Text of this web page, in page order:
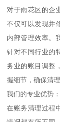
对于雨花区的企
不仅可以发现并
内部管理效率。
针对不同行业的
务业的账目调整
握细节，确保清
我们的专业优势
在账务清理过程